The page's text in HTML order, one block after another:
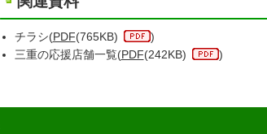
チラシ(PDF(765KB)
)
三重の応援店舗一覧(PDF(242KB) )